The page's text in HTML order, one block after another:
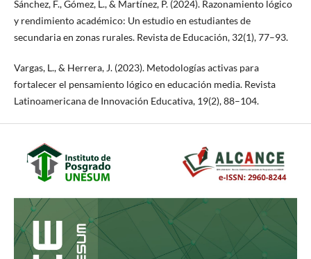
Sánchez, F., Gómez, L., & Martínez, P. (2024). Razonamiento lógico
y rendimiento académico: Un estudio en estudiantes de
secundaria en zonas rurales. Revista de Educación, 32(1), 77–93.
Vargas, L., & Herrera, J. (2023). Metodologías activas para
fortalecer el pensamiento lógico en educación media. Revista
Latinoamericana de Innovación Educativa, 19(2), 88–104.